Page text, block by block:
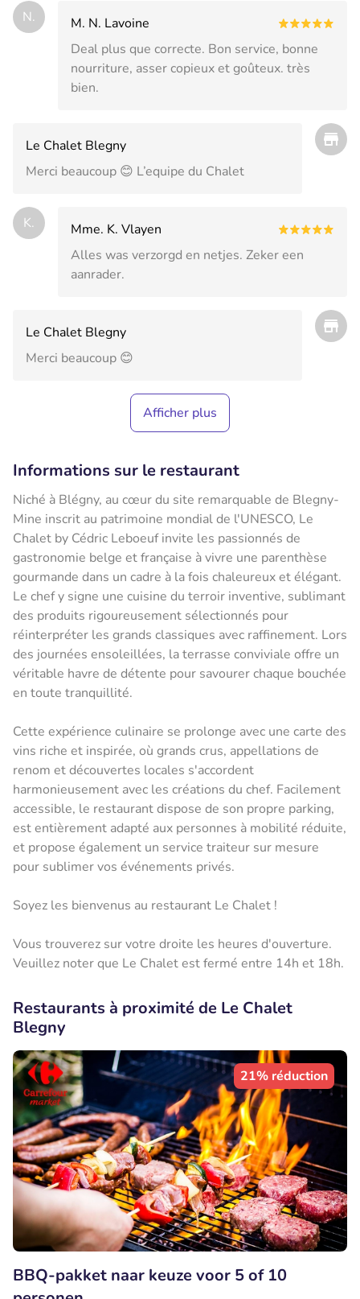
N.
M. N. Lavoine
Deal plus que correcte. Bon service, bonne
nourriture, asser copieux et goûteux. très
bien.
Le Chalet Blegny
Merci beaucoup 😊 L’equipe du Chalet
K.
Mme. K. Vlayen
Alles was verzorgd en netjes. Zeker een
aanrader.
Le Chalet Blegny
Merci beaucoup 😊
Afficher plus
Informations sur le restaurant
Niché à Blégny, au cœur du site remarquable de Blegny-
Mine inscrit au patrimoine mondial de l'UNESCO, Le
Chalet by Cédric Leboeuf invite les passionnés de
gastronomie belge et française à vivre une parenthèse
gourmande dans un cadre à la fois chaleureux et élégant.
Le chef y signe une cuisine du terroir inventive, sublimant
des produits rigoureusement sélectionnés pour
réinterpréter les grands classiques avec raffinement. Lors
des journées ensoleillées, la terrasse conviviale offre un
véritable havre de détente pour savourer chaque bouchée
en toute tranquillité.
Cette expérience culinaire se prolonge avec une carte des
vins riche et inspirée, où grands crus, appellations de
renom et découvertes locales s'accordent
harmonieusement avec les créations du chef. Facilement
accessible, le restaurant dispose de son propre parking,
est entièrement adapté aux personnes à mobilité réduite,
et propose également un service traiteur sur mesure
pour sublimer vos événements privés.
Soyez les bienvenus au restaurant Le Chalet !
Vous trouverez sur votre droite les heures d'ouverture.
Veuillez noter que Le Chalet est fermé entre 14h et 18h.
Restaurants à proximité de Le Chalet
Blegny
21% réduction
BBQ-pakket naar keuze voor 5 of 10